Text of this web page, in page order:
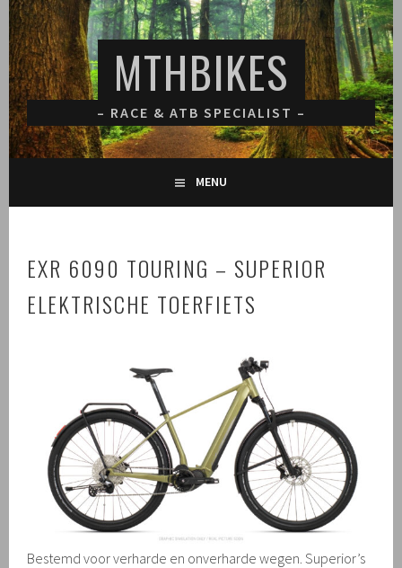
Spring
naar
inhoud
MTHBIKES
– RACE & ATB SPECIALIST –
MENU
EXR 6090 TOURING – SUPERIOR
ELEKTRISCHE TOERFIETS
Bestemd voor verharde en onverharde wegen. Superior’s